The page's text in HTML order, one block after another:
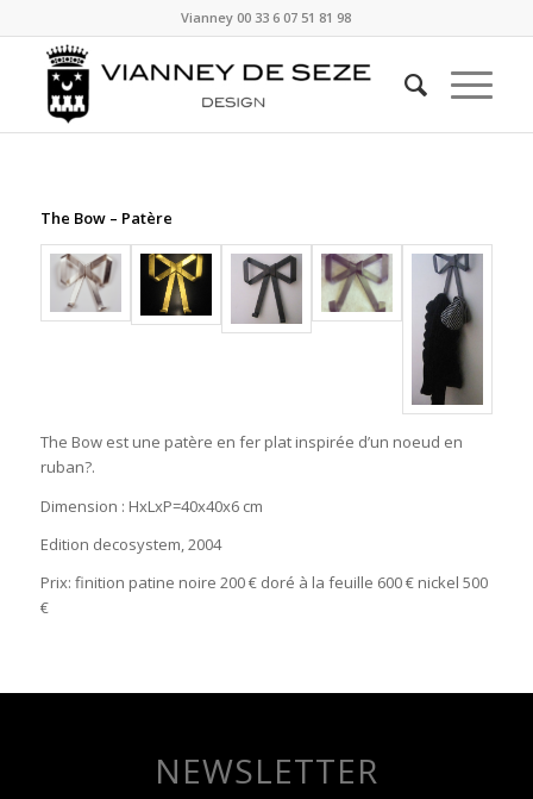
Vianney00 33 6 07 51 81 98
The Bow – Patère
The Bow est une patère en fer plat inspirée d’un noeud en
ruban?.
Dimension : HxLxP=40x40x6 cm
Edition decosystem, 2004
Prix: finition patine noire 200 € doré à la feuille 600 € nickel 500
€
NEWSLETTER